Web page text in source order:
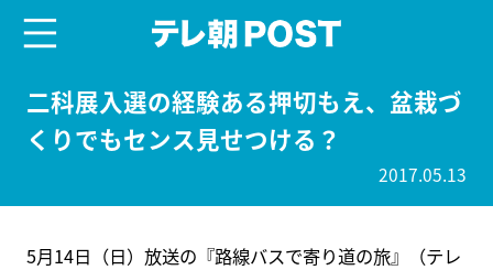
二科展入選の経験ある押切もえ、盆栽づ
くりでもセンス見せつける？
2017.05.13
5月14日（日）放送の『路線バスで寄り道の旅』（テレ